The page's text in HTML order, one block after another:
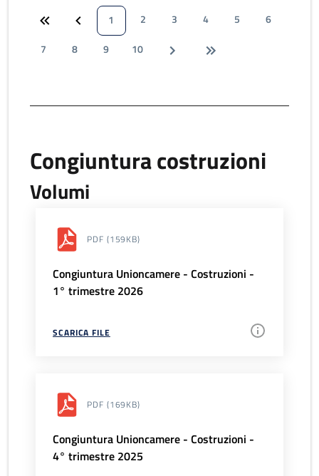
1 2 3 4 5
6
7
8 9 10
Congiuntura costruzioni
Volumi
PDF (159KB)
Congiuntura Unioncamere - Costruzioni -
1° trimestre 2026
SCARICA FILE
PDF (169KB)
Congiuntura Unioncamere - Costruzioni -
4° trimestre 2025